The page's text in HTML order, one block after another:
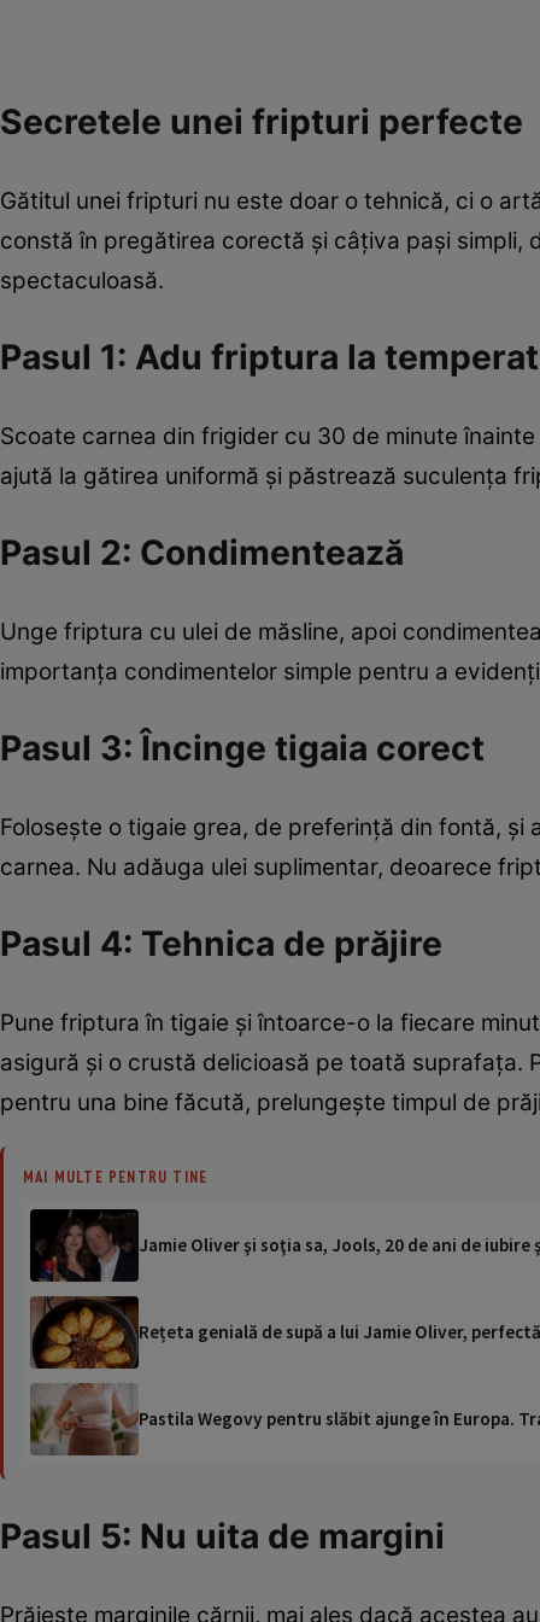
Secretele unei fripturi perfecte
Gătitul unei fripturi nu este doar o tehnică, ci o
constă în pregătirea corectă și câțiva pași
spectaculoasă.
Pasul 1: Adu friptura la
Scoate carnea din frigider cu 30 de minute
ajută la gătirea uniformă și păstrează suculența
Pasul 2: Condimentează
Unge friptura cu ulei de măsline, apoi
importanța condimentelor simple pentru a
Pasul 3: Încinge tigaia corect
Folosește o tigaie grea, de preferință din fontă,
carnea. Nu adăuga ulei suplimentar, deoarece
Pasul 4: Tehnica de prăjire
Pune friptura în tigaie și întoarce-o la fiecare
asigură și o crustă delicioasă pe toată
pentru una bine făcută, prelungește timpul de
MAI MULTE PENTRU TINE
Jamie Oliver şi soţia sa, Jools, 20 de ani de
Rețeta genială de supă a lui Jamie Oliver,
Pastila Wegovy pentru slăbit ajunge în Europa.
Pasul 5: Nu uita de margini
Prăjește marginile cărnii, mai ales dacă acestea